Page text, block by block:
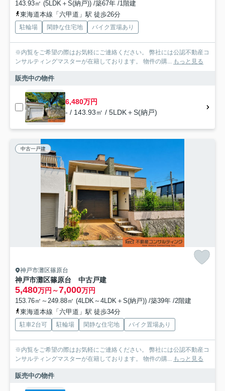
143.93㎡ (5LDK＋S(納戸)) /築67年 /1階建
東海道本線「六甲道」駅 徒歩26分
駐輪場 閑静な住宅地 バイク置場あり
※内覧をご希望の際はお気軽にご連絡ください。 弊社には公認不動産コ
ンサルティングマスターが在籍しております。 物件の購... もっと見る
販売中の物件
6,480万円
- / 143.93㎡ / 5LDK＋S(納戸)
中古一戸建
神戸市灘区篠原台
神戸市灘区篠原台 中古戸建
5,480万円～7,000万円
153.76㎡～249.88㎡ (4LDK～4LDK＋S(納戸)) /築39年 /2階建
東海道本線「六甲道」駅 徒歩34分
駐車2台可 駐輪場 閑静な住宅地 バイク置場あり
※内覧をご希望の際はお気軽にご連絡ください。 弊社には公認不動産コ
ンサルティングマスターが在籍しております。 物件の購... もっと見る
販売中の物件